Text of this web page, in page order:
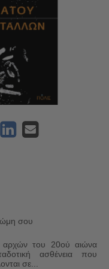
σου
του 20ού αιώνα
ασθένεια που
σε...